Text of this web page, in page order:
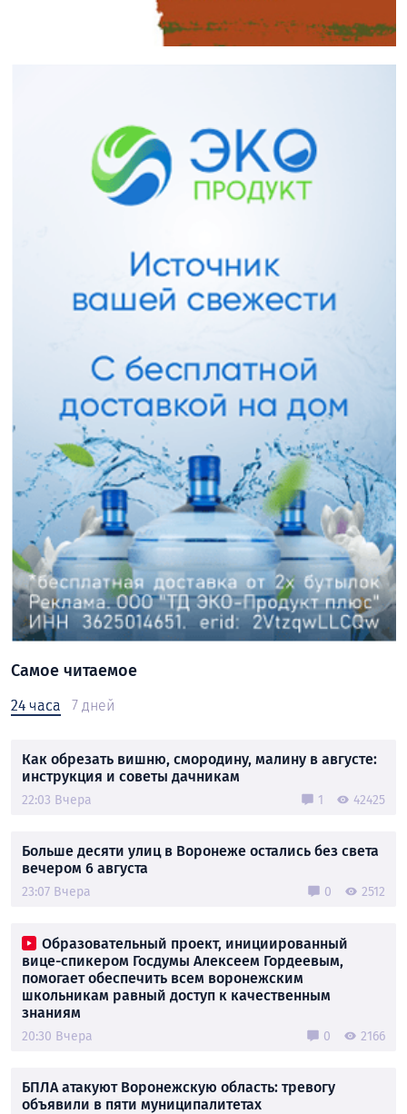
Самое читаемое
24 часа 7 дней
Как обрезать вишню, смородину, малину в августе:
инструкция и советы дачникам
22:03 Вчера 1 42425
Больше десяти улиц в Воронеже остались без света
вечером 6 августа
23:07 Вчера 0 2512
Образовательный проект, инициированный
вице-спикером Госдумы Алексеем Гордеевым,
помогает обеспечить всем воронежским
школьникам равный доступ к качественным
знаниям
20:30 Вчера 0 2166
БПЛА атакуют Воронежскую область: тревогу
объявили в пяти муниципалитетах